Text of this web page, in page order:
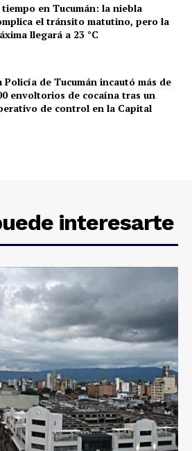
tiempo en Tucumán: la niebla
el tránsito matutino, pero la
llegará a 23 °C
Policía de Tucumán incautó más de
envoltorios de cocaína tras un
de control en la Capital
interesarte